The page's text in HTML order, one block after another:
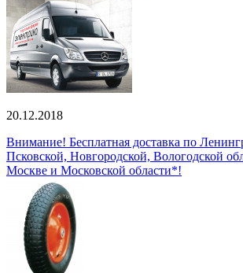
20.12.2018
Внимание! Бесплатная доставка по
Псковской, Новгородской, Вологодской
Москве и Московской области*!